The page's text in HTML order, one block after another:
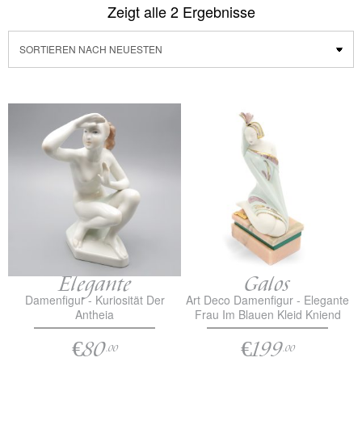
Zeigt alle 2 Ergebnisse
Elegante
Damenfigur - Kuriosität Der
Antheia
€80.00
Galos
Art Deco Damenfigur - Elegante
Frau Im Blauen Kleid Kniend
€199.00